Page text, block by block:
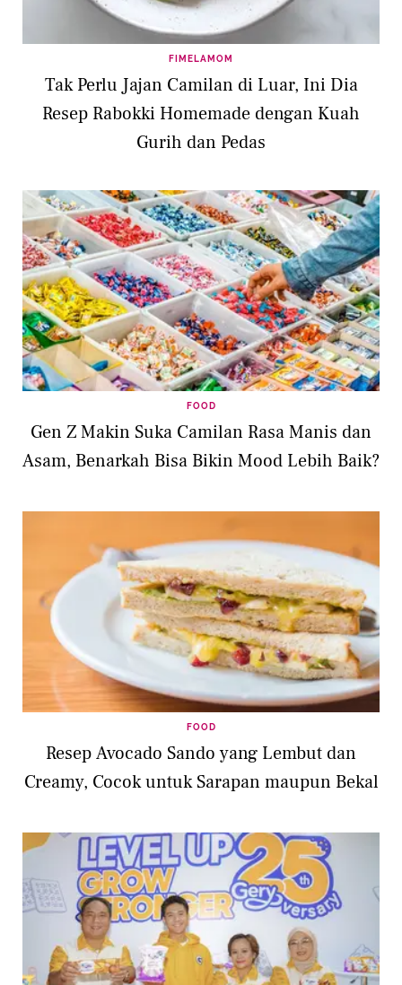
FIMELAMOM
Tak Perlu Jajan Camilan di Luar, Ini Dia
Resep Rabokki Homemade dengan Kuah
Gurih dan Pedas
FOOD
Gen Z Makin Suka Camilan Rasa Manis dan
Asam, Benarkah Bisa Bikin Mood Lebih Baik?
FOOD
Resep Avocado Sando yang Lembut dan
Creamy, Cocok untuk Sarapan maupun Bekal